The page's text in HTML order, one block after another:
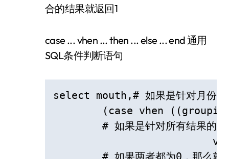
合的结果就返回1
case ... vhen ... then ... else ... end 通用
SQL条件判断语句
select mouth,# 如果是针对月份的